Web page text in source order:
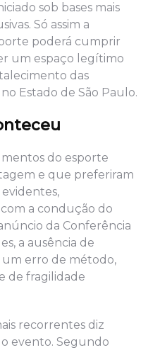
sob bases mais
Só assim a
poderá cumprir
um espaço legítimo
das
Estado de São Paulo.
do esporte
e que preferiram
a condução do
da Conferência
a ausência de
um erro de método,
de fragilidade
recorrentes diz
evento. Segundo